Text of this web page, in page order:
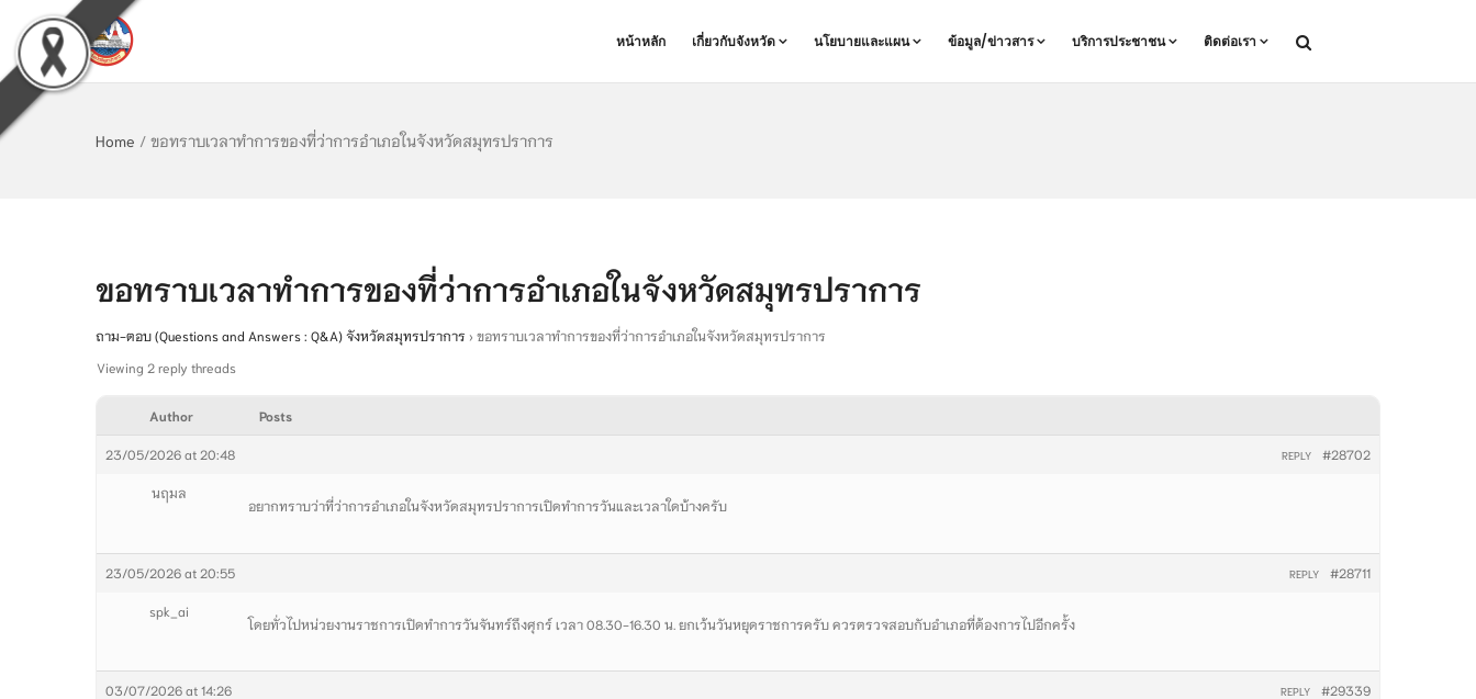
หน้าหลัก เกี่ยวกับจังหวัด นโยบายและแผน ข้อมูล/ข่าวสาร บริการประชาชน ติดต่อเรา
Home / ขอทราบเวลาทำการของที่ว่าการอำเภอในจังหวัดสมุทรปราการ
ขอทราบเวลาทำการของที่ว่าการอำเภอในจังหวัดสมุทรปราการ
ถาม-ตอบ (Questions and Answers : Q&A) จังหวัดสมุทรปราการ › ขอทราบเวลาทำการของที่ว่าการอำเภอในจังหวัดสมุทรปราการ
Viewing 2 reply threads
Author Posts
23/05/2026 at 20:48 #28702
REPLY
นฤมล
อยากทราบว่าที่ว่าการอำเภอในจังหวัดสมุทรปราการเปิดทำการวันและเวลาใดบ้างครับ
23/05/2026 at 20:55 #28711
REPLY
spk_ai
โดยทั่วไปหน่วยงานราชการเปิดทำการวันจันทร์ถึงศุกร์ เวลา 08.30-16.30 น. ยกเว้นวันหยุดราชการครับ ควรตรวจสอบกับอำเภอที่ต้องการไปอีกครั้ง
03/07/2026 at 14:26 #29339
REPLY